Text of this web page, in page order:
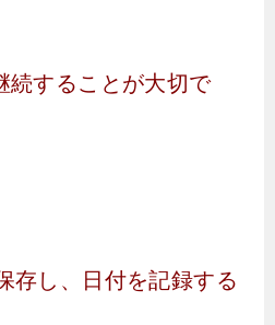
続することが大切で
し、日付を記録する